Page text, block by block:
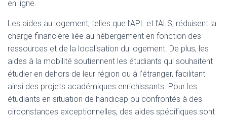
en ligne.
Les aides au logement, telles que l’APL et l’ALS, réduisent la
charge financière liée au hébergement en fonction des
ressources et de la localisation du logement. De plus, les
aides à la mobilité soutiennent les étudiants qui souhaitent
étudier en dehors de leur région ou à l’étranger, facilitant
ainsi des projets académiques enrichissants. Pour les
étudiants en situation de handicap ou confrontés à des
circonstances exceptionnelles, des aides spécifiques sont